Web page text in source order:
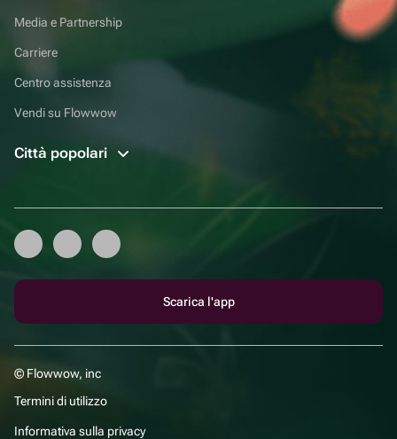
Media e Partnership
Carriere
Centro assistenza
Vendi su Flowwow
Città popolari
Scarica l'app
© Flowwow, inc
Termini di utilizzo
Informativa sulla privacy